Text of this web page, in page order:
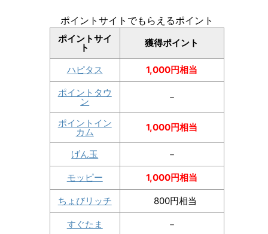
ポイントサイトでもらえるポイント
ポイントサイ
ト 獲得ポイント
ハピタス
1,000円相当
ポイントタウ
ン －
ポイントイン
カム 1,000円相当
げん玉 －
モッピー 1,000円相当
ちょびリッチ 800円相当
すぐたま －